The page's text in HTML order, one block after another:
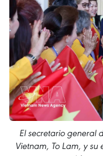
El secretario general
Vietnam, To Lam, y su